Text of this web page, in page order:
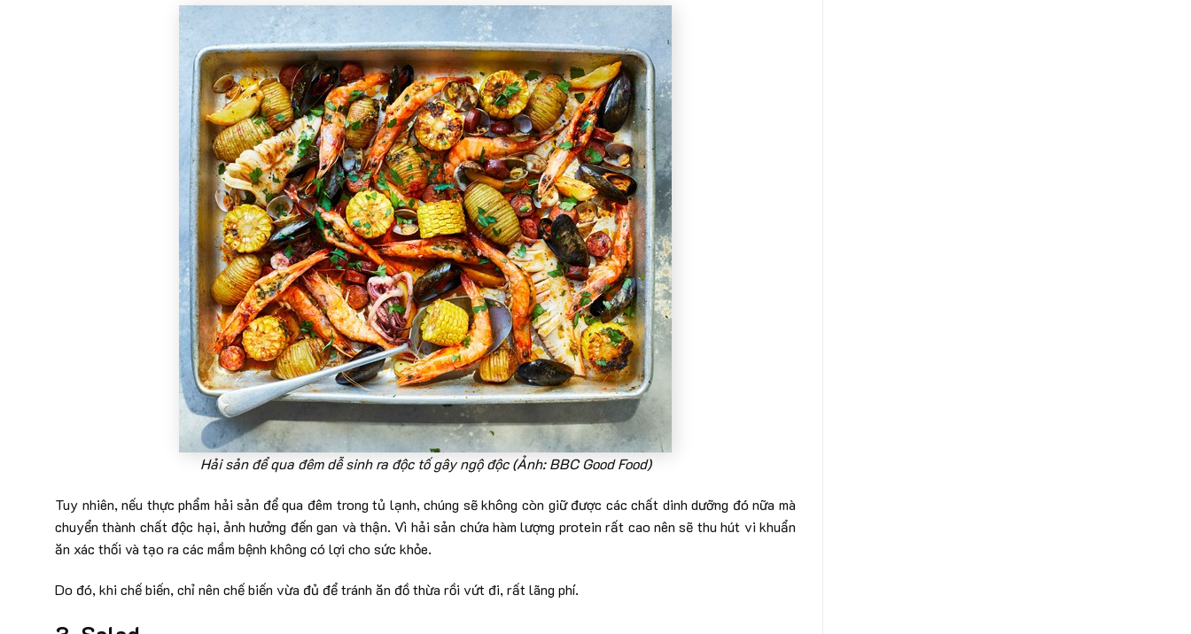
Hải sản để qua đêm dễ sinh ra độc tố gây ngộ độc (Ảnh: BBC Good Food)
Tuy nhiên, nếu thực phẩm hải sản để qua đêm trong tủ lạnh, chúng sẽ không còn giữ được các chất dinh dưỡng đó nữa mà
chuyển thành chất độc hại, ảnh hưởng đến gan và thận. Vì hải sản chứa hàm lượng protein rất cao nên sẽ thu hút vi khuẩn
ăn xác thối và tạo ra các mầm bệnh không có lợi cho sức khỏe.
Do đó, khi chế biến, chỉ nên chế biến vừa đủ để tránh ăn đồ thừa rồi vứt đi, rất lãng phí.